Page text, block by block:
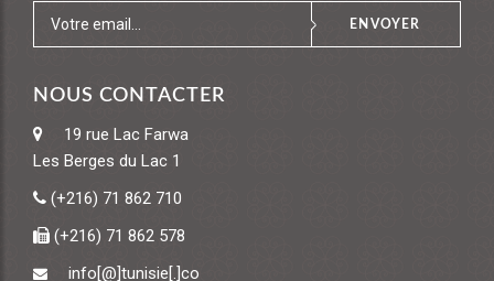
ENVOYER
NOUS CONTACTER
19 rue Lac Farwa
Les Berges du Lac 1
(+216) 71 862 710
(+216) 71 862 578
info[@]tunisie[.]co